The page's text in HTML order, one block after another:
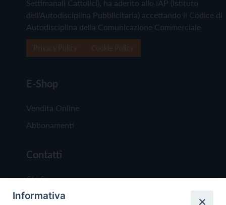
Settimanali Cattolici), ha aderito allo IAP (Istituto
dell'Autodisciplina Pubblicitaria) accettando il Codice di
Autodisciplina della Comunicazione Commerciale
E-Shop
Vendita Online
Abbonamenti
Contatti
Chi Siamo
Redazione
Informativa